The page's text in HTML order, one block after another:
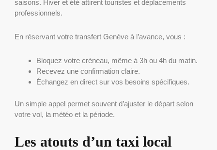
saisons. Hiver et été attirent touristes et déplacements
professionnels.
En réservant votre transfert Genève à l’avance, vous :
Bloquez votre créneau, même à 3h ou 4h du matin.
Recevez une confirmation claire.
Échangez en direct sur vos besoins spécifiques.
Un simple appel permet souvent d’ajuster le départ selon
votre vol, la météo et la période.
Les atouts d’un taxi local